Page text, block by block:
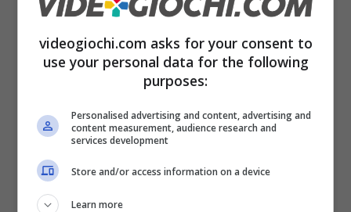
Ricordiamo che l’arrivo in Europa di Dead or
Alive 5: Last Round è previsto per il20
febbraio 2015 per su console old e next
[amazon text=Per acquistare Dead or Alive 5
su Amazon clicca
QUI&amp;asin=B008JFDTQK]
videogiochi.com asks for your consent to
use your personal data for the following
purposes:
Personalised advertising and content, advertising and
content measurement, audience research and
services development
Store and/or access information on a device
Learn more